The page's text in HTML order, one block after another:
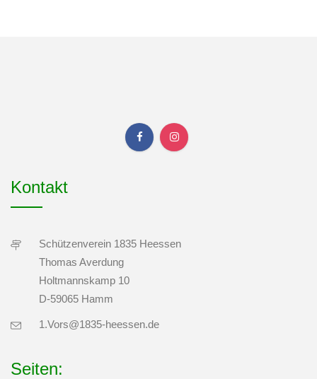
Kontakt
Schützenverein 1835 Heessen
Thomas Averdung
Holtmannskamp 10
D-59065 Hamm
1.Vors@1835-heessen.de
Seiten: